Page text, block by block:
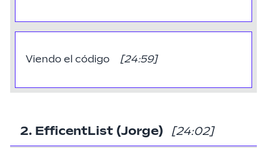
Viendo el código [24:59]
2. EfficentList (Jorge) [24:02]